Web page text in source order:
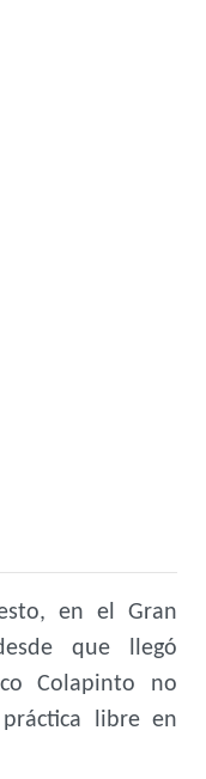
en el Gran
que llegó
Colapinto no
libre en